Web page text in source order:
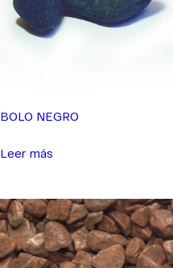
BOLO NEGRO
Leer más